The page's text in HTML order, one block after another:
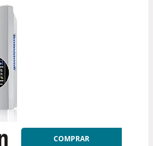
COMPRAR